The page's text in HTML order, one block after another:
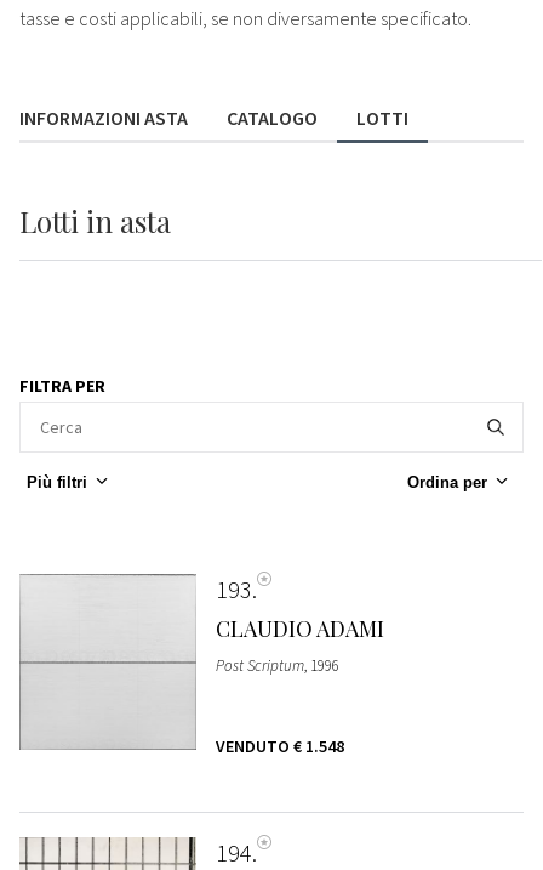
tasse e costi applicabili, se non diversamente specificato.
INFORMAZIONI ASTA CATALOGO LOTTI
Lotti in asta
FILTRA PER
Più filtri Ordina per
193
CLAUDIO ADAMI
Post Scriptum, 1996
VENDUTO € 1.548
194